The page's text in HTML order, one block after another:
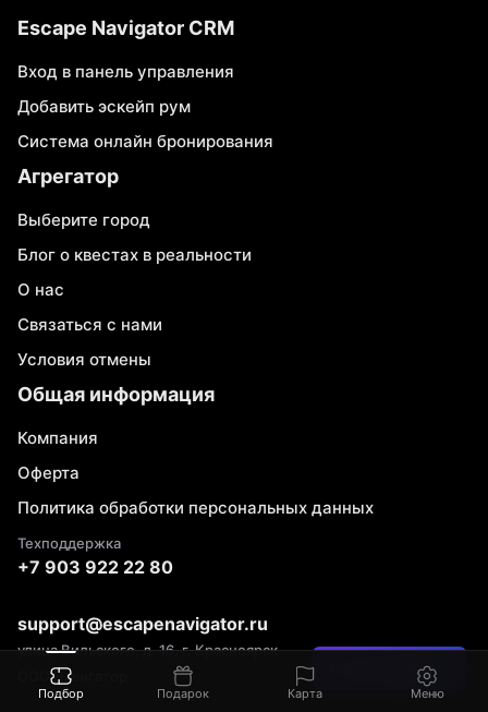
Нашли ошибку?
Escape Navigator CRM
Вход в панель управления
Добавить эскейп рум
Система онлайн бронирования
Агрегатор
Выберите город
Блог о квестах в реальности
О нас
Связаться с нами
Условия отмены
Общая информация
Компания
Оферта
Политика обработки персональных данных
Техподдержка
+7 903 922 22 80
support@escapenavigator.ru
улица Вильского, д. 16, г. Красноярск
ООО Навигатор
Подбор Подарок Карта Меню